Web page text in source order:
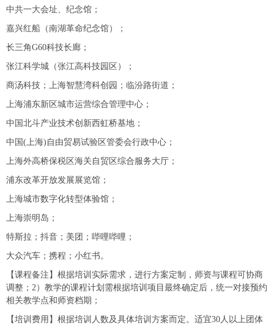
中共一大会址、纪念馆；
嘉兴红船（南湖革命纪念馆）；
长三角G60科技长廊；
张江科学城（张江高科技园区）；
商汤科技；上海智慧湾科创园；临汾路街道；
上海浦东新区城市运营综合管理中心；
中国北斗产业技术创新西虹桥基地；
中国(上海)自由贸易试验区管委会行政中心；
上海外高桥保税区海关自贸区综合服务大厅；
浦东改革开放发展展览馆；
上海城市数字化转型体验馆；
上海崇明岛；
特斯拉；抖音；美团；哔哩哔哩；
大众汽车；携程；小红书。
【课程备注】根据培训实际需求，进行方案定制，师资与课程可协商
调整；2）教学的课程计划需根据培训项目最终确定后，统一对接预约
相关教学点和师资档期；
【培训费用】根据培训人数及具体培训方案而定。适宜30人以上团体